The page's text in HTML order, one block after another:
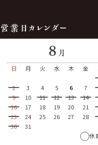
営業日カレンダー
8 月
日
月 火 水 木 金
2
3 4 5 6 7
9
10 11 12 13 14
16
17 18 19 20 21
23
24 25 26 27 28
30
31
休